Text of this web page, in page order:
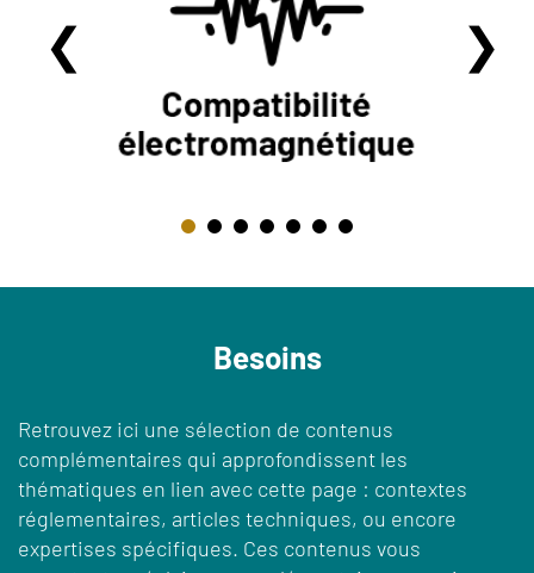
Besoins
Retrouvez ici une sélection de contenus
complémentaires qui approfondissent les
thématiques en lien avec cette page : contextes
réglementaires, articles techniques, ou encore
expertises spécifiques. Ces contenus vous